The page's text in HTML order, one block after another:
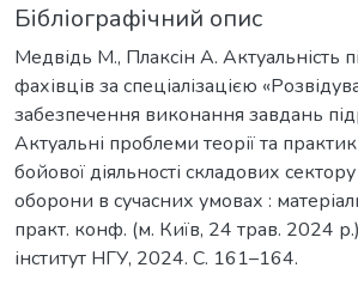
Бібліографічний опис
Медвідь М., Плаксін А. Актуальність
фахівців за спеціалізацією
забезпечення виконання завдань
Актуальні проблеми теорії та
бойової діяльності складових
оборони в сучасних умовах :
практ. конф. (м. Київ, 24 трав. 2024
інститут НГУ, 2024. С. 161–164.